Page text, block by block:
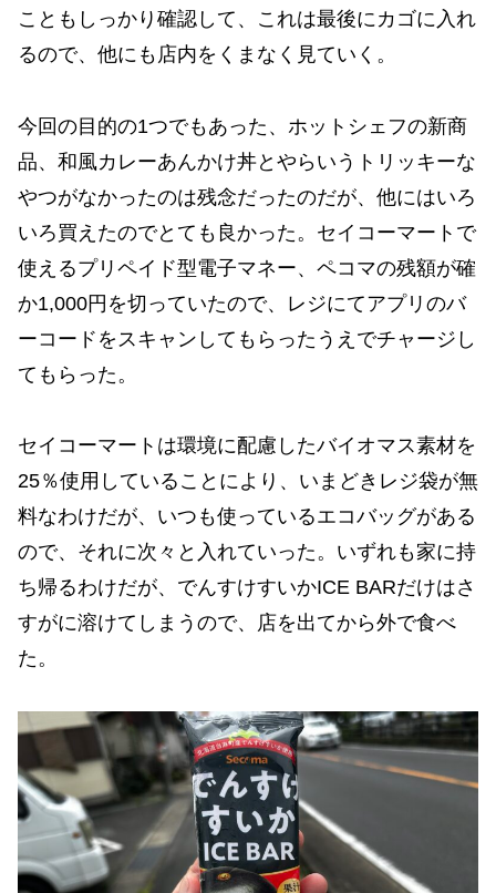
こともしっかり確認して、これは最後にカゴに入れ
るので、他にも店内をくまなく見ていく。
今回の目的の1つでもあった、ホットシェフの新商
品、和風カレーあんかけ丼とやらいうトリッキーな
やつがなかったのは残念だったのだが、他にはいろ
いろ買えたのでとても良かった。セイコーマートで
使えるプリペイド型電子マネー、ペコマの残額が確
か1,000円を切っていたので、レジにてアプリのバ
ーコードをスキャンしてもらったうえでチャージし
てもらった。
セイコーマートは環境に配慮したバイオマス素材を
25％使用していることにより、いまどきレジ袋が無
料なわけだが、いつも使っているエコバッグがある
ので、それに次々と入れていった。いずれも家に持
ち帰るわけだが、でんすけすいかICE BARだけはさ
すがに溶けてしまうので、店を出てから外で食べ
た。